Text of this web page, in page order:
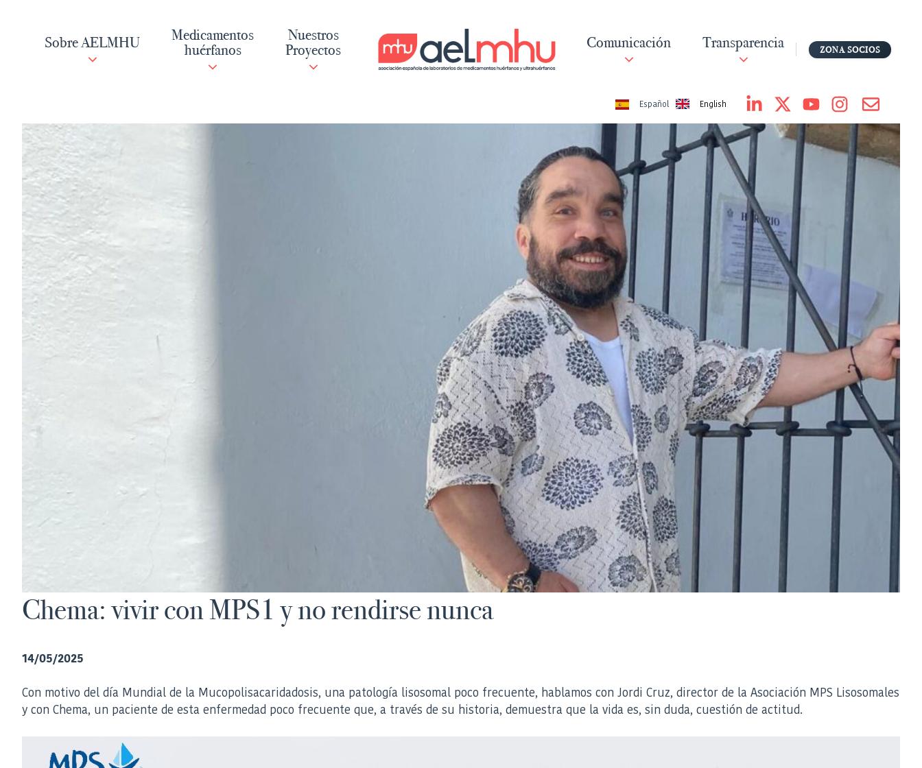
contenidoSobre AELMHU
Medicamentos
huérfanos
Nuestros
Proyectos
Comunicación Transparencia ZONA SOCIOS
Español English
Chema: vivir con MPS1 y no rendirse nunca
14/05/2025
Con motivo del día Mundial de la Mucopolisacaridadosis, una patología lisosomal poco frecuente, hablamos con Jordi Cruz, director de la Asociación MPS Lisosomales
y con Chema, un paciente de esta enfermedad poco frecuente que, a través de su historia, demuestra que la vida es, sin duda, cuestión de actitud.